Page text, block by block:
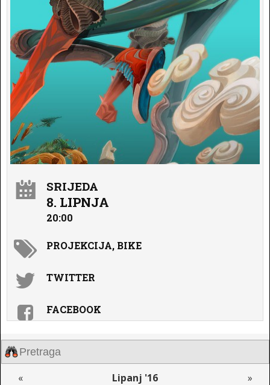
SRIJEDA
8. LIPNJA
20:00
PROJEKCIJA, BIKE
TWITTER
FACEBOOK
« Lipanj '16 »